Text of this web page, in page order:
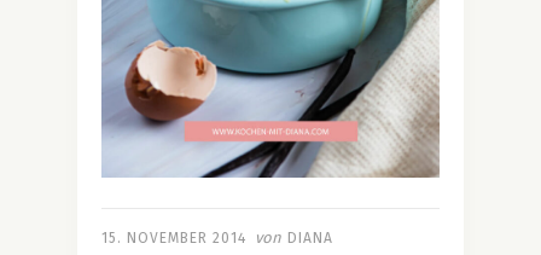
15. NOVEMBER 2014 von DIANA